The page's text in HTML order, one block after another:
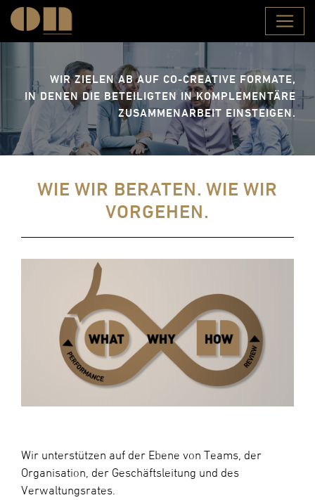
WIR ZIELEN AB AUF CO-CREATIVE FORMATE,
IN DENEN DIE BETEILIGTEN IN KOMPLEMENTÄRE
ZUSAMMENARBEIT EINSTEIGEN.
WIE WIR BERATEN. WIE WIR
VORGEHEN.
Wir unterstützen auf der Ebene von Teams, der
Organisation, der Geschäftsleitung und des
Verwaltungsrates.